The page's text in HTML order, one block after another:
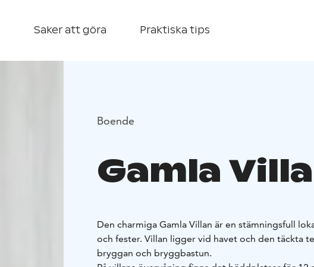
Saker att göra Praktiska tips
Boende
Gamla
Den charmiga Gamla Villan är en stämningsfull
och fester. Villan ligger vid havet och den täckta
bryggan och bryggbastun.